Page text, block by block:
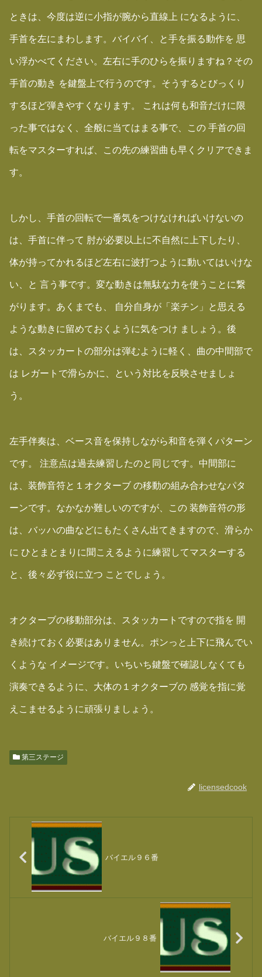
ときは、今度は逆に小指が腕から直線上 になるように、
手首を左にまわします。バイバイ、と手を振る動作を 思
い浮かべてください。左右に手のひらを振りますね？その
手首の動き を鍵盤上で行うのです。そうするとびっくり
するほど弾きやすくなります。 これは何も和音だけに限
った事ではなく、全般に当てはまる事で、この 手首の回
転をマスターすれば、この先の練習曲も早くクリアできま
す。
しかし、手首の回転で一番気をつけなければいけないの
は、手首に伴って 肘が必要以上に不自然に上下したり、
体が持ってかれるほど左右に波打つように動いてはいけな
い、と 言う事です。変な動きは無駄な力を使うことに繋
がります。あくまでも、 自分自身が「楽チン」と思える
ような動きに留めておくように気をつけ ましょう。後
は、スタッカートの部分は弾むように軽く、曲の中間部で
は レガートで滑らかに、という対比を反映させましょ
う。
左手伴奏は、ベース音を保持しながら和音を弾くパターン
です。 注意点は過去練習したのと同じです。中間部に
は、装飾音符と１オクターブ の移動の組み合わせなパタ
ーンです。なかなか難しいのですが、この 装飾音符の形
は、バッハの曲などにもたくさん出てきますので、滑らか
に ひとまとまりに聞こえるように練習してマスターする
と、後々必ず役に立つ ことでしょう。
オクターブの移動部分は、スタッカートですので指を 開
き続けておく必要はありません。ポンっと上下に飛んでい
くような イメージです。いちいち鍵盤で確認しなくても
演奏できるように、大体の１オクターブの 感覚を指に覚
えこませるように頑張りましょう。
第三ステージ
licensedcook
バイエル９６番
バイエル９８番